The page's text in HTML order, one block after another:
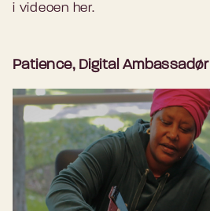
i videoen her.
Patience, Digital Ambassadør